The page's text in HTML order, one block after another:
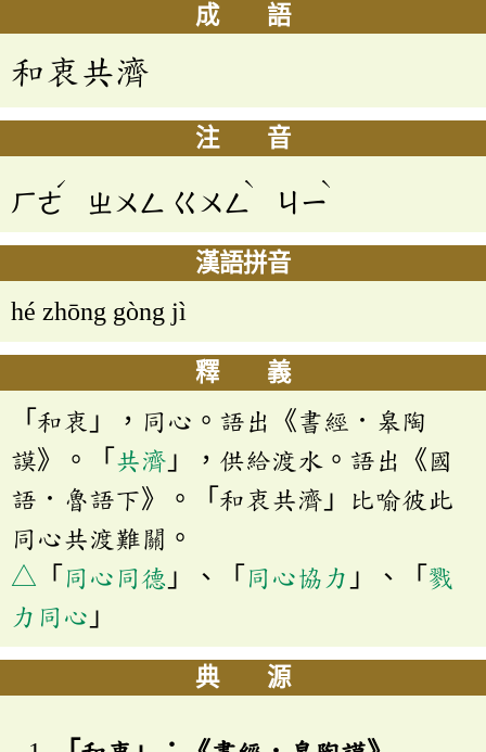
成 語
和衷共濟
注 音
ㄏㄜ
ˊ
ㄓㄨㄥ ㄍㄨㄥ
ˋ
ㄐㄧ
ˋ
漢語拼音
hé zhōng gòng jì
釋 義
「和衷」，同心。語出《書經．皋陶
謨》。「 共濟 」，供給渡水。語出《國
語．魯語下》。「和衷共濟」比喻彼此
同心共渡難關。
△ 「 同心同德 」、「 同心協力 」、「 戮
力同心 」
典 源